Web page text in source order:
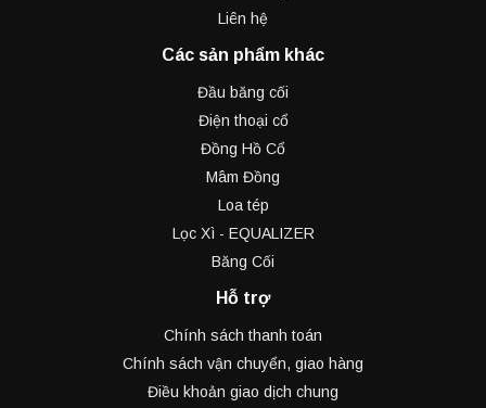
Liên hệ
Các sản phẩm khác
Đầu băng cối
Điện thoại cổ
Đồng Hồ Cổ
Mâm Đồng
Loa tép
Lọc Xì - EQUALIZER
Băng Cối
Hỗ trợ
Chính sách thanh toán
Chính sách vận chuyển, giao hàng
Điều khoản giao dịch chung